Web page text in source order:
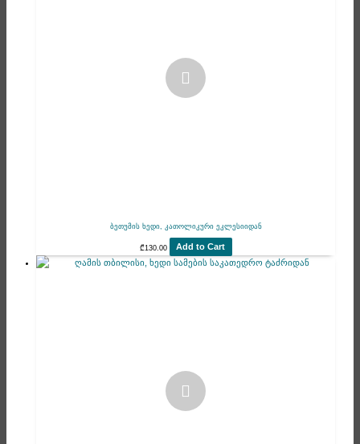
ბეთუმის ხედი, კათოლიკური ეკლესიიდან
₾130.00 Add to Cart